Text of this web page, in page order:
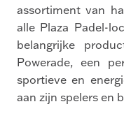
assortiment van
alle Plaza Padel-
belangrijke
Powerade, een
sportieve en
aan zijn spelers en